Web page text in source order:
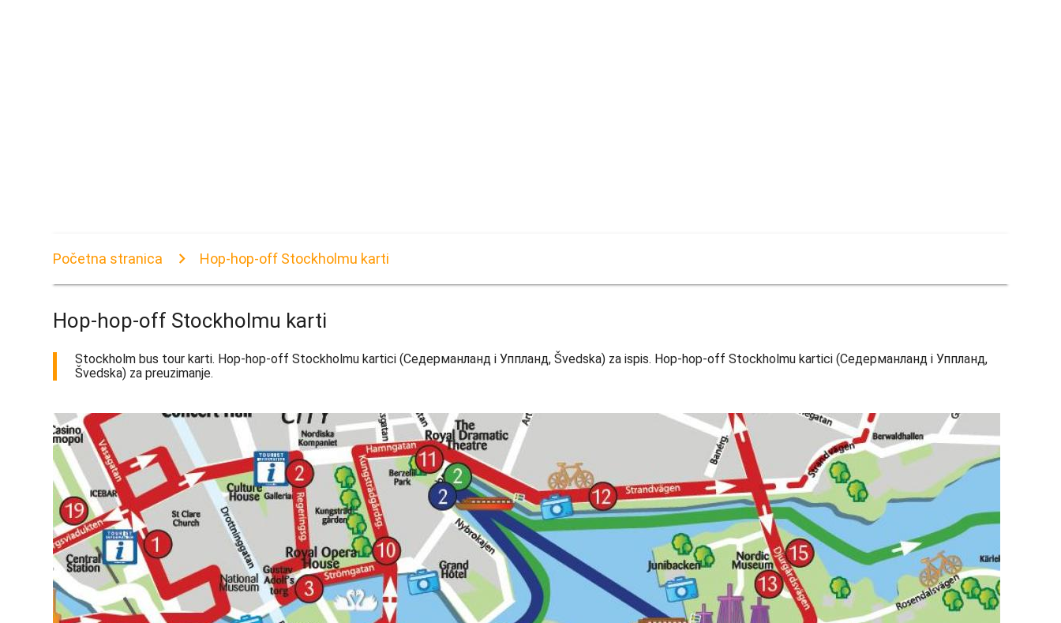
Početna stranica Hop-hop-off Stockholmu karti
Hop-hop-off Stockholmu karti
Stockholm bus tour karti. Hop-hop-off Stockholmu kartici (Седерманланд i Уппланд, Švedska) za ispis. Hop-hop-off Stockholmu kartici (Седерманланд i Уппланд,
Švedska) za preuzimanje.